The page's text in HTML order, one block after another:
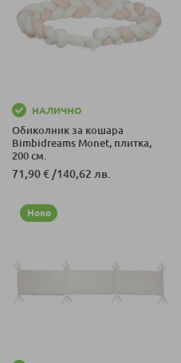
НАЛИЧНО
Обиколник за кошара
Bimbidreams Monet, плитка,
200 см.
71,90 € /140,62 лв.
Ново